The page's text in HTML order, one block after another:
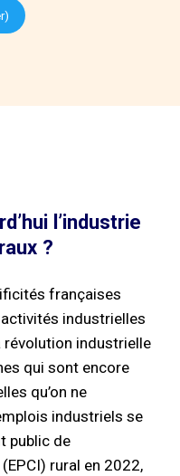
l’industrie
?
françaises
industrielles
révolution industrielle
qui sont encore
qu’on ne
industriels se
public de
rural en 2022,